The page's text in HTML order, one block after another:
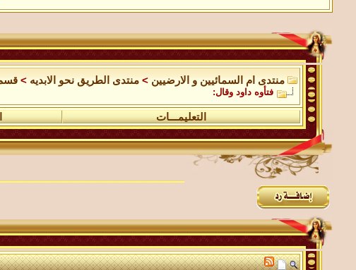
منتدى ام السمائيين و الارضيين >منتدى الطريق نحو الابديه >قسم
فتأوه داود وقال:
التعليمـــات